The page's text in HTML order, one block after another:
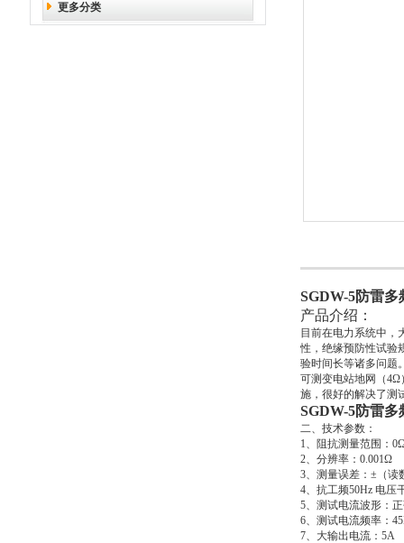
更多分类
SGDW-5防雷
产品介绍：
目前在电力系统中，
性，绝缘预防性试验
验时间长等诸多问题
可测变电站地网（4Ω
施，很好的解决了测
SGDW-5防雷
二、技术参数：
1、阻抗测量范围：
2、分辨率：0.001Ω
3、测量误差：±（读
4、抗工频50Hz 电压
5、测试电流波形：
6、测试电流频率：
7、大输出电流：5A